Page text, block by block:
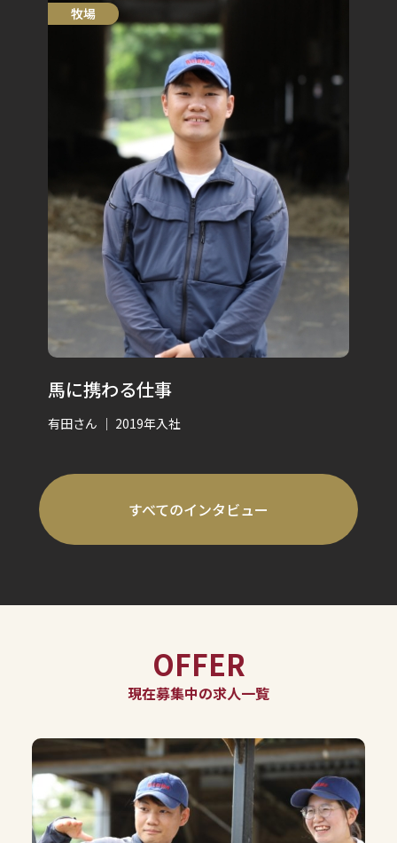
牧場
馬に携わる仕事
有田さん ｜ 2019年入社
すべてのインタビュー
OFFER
現在募集中の求人一覧